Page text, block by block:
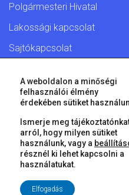
Polgármesteri Hivatal
Lakossági kapcsolat
Sajtókapcsolat
© 2026 Győr Megyei Jogú
A weboldalon a minőségi
felhasználói élmény
érdekében sütiket
Ismerje meg
arról, hogy milyen sütiket
használunk, vagy a
résznél ki lehet kapcsolni a
használatukat.
Elfogadás